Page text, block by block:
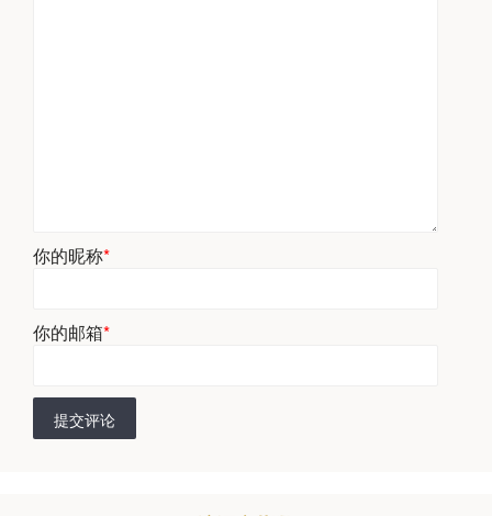
你的昵称*
你的邮箱*
提交评论